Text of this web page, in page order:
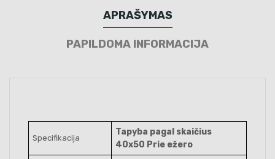
APRAŠYMAS
PAPILDOMA INFORMACIJA
Specifikacija
Tapyba pagal skaičius
40x50 Prie ežero